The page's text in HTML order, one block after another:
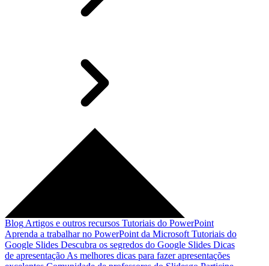
Blog Artigos e outros recursos Tutoriais do PowerPoint
Aprenda a trabalhar no PowerPoint da Microsoft Tutoriais do
Google Slides Descubra os segredos do Google Slides Dicas
de apresentação As melhores dicas para fazer apresentações